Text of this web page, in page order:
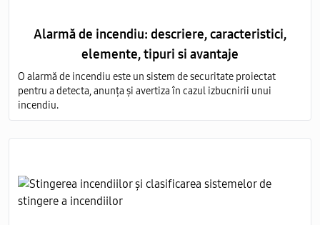
Alarmă de incendiu: descriere, caracteristici,
elemente, tipuri si avantaje
O alarmă de incendiu este un sistem de securitate proiectat
pentru a detecta, anunța și avertiza în cazul izbucnirii unui
incendiu.